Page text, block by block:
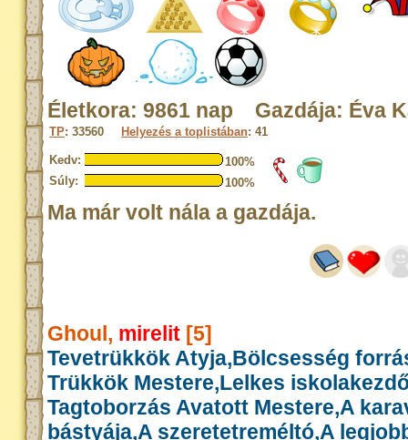
Életkora: 9861 nap Gazdája: Éva
TP: 33560 Helyezés a toplistában: 41
Kedv:
100%
Súly:
100%
Ma már volt nála a gazdája.
Ghoul, mirelit [5]
Tevetrükkök Atyja,Bölcsesség
Trükkök Mestere,Lelkes
Tagtoborzás Avatott Mestere,A
bástyája,A szeretetreméltó,A